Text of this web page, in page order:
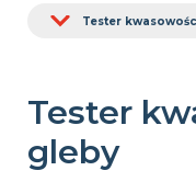
Tester
Tester
gleby